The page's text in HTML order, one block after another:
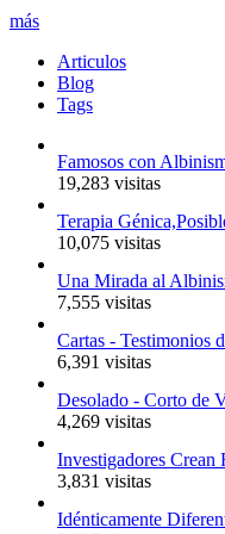
más
Articulos
Blog
Tags
Famosos con
19,283 visitas
Terapia
10,075 visitas
Una Mirada al
7,555 visitas
Cartas - Testimonios
6,391 visitas
Desolado - Corto de
4,269 visitas
Investigadores Crean
3,831 visitas
Idénticamente